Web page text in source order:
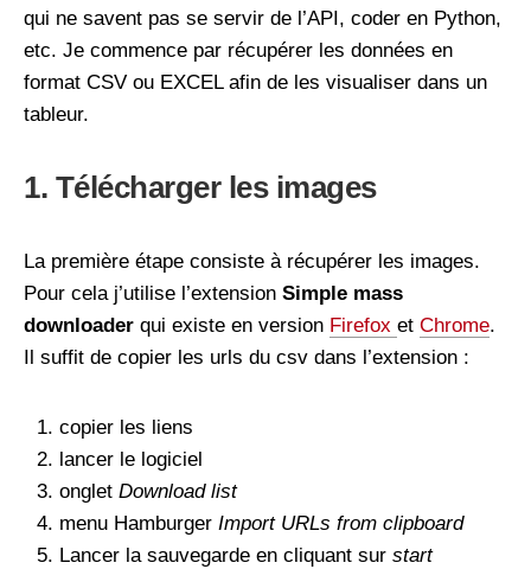
qui ne savent pas se servir de l’API, coder en Python,
etc. Je commence par récupérer les données en
format CSV ou EXCEL afin de les visualiser dans un
tableur.
1. Télécharger les images
La première étape consiste à récupérer les images.
Pour cela j’utilise l’extension Simple mass
downloader qui existe en version Firefox et Chrome.
Il suffit de copier les urls du csv dans l’extension :
copier les liens
lancer le logiciel
onglet Download list
menu Hamburger Import URLs from clipboard
Lancer la sauvegarde en cliquant sur start